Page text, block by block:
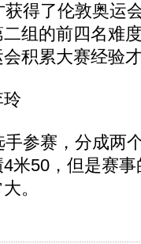
得了伦敦奥运
组的前四名难
积累大赛经验
参赛，分成两
米50，但是赛
。